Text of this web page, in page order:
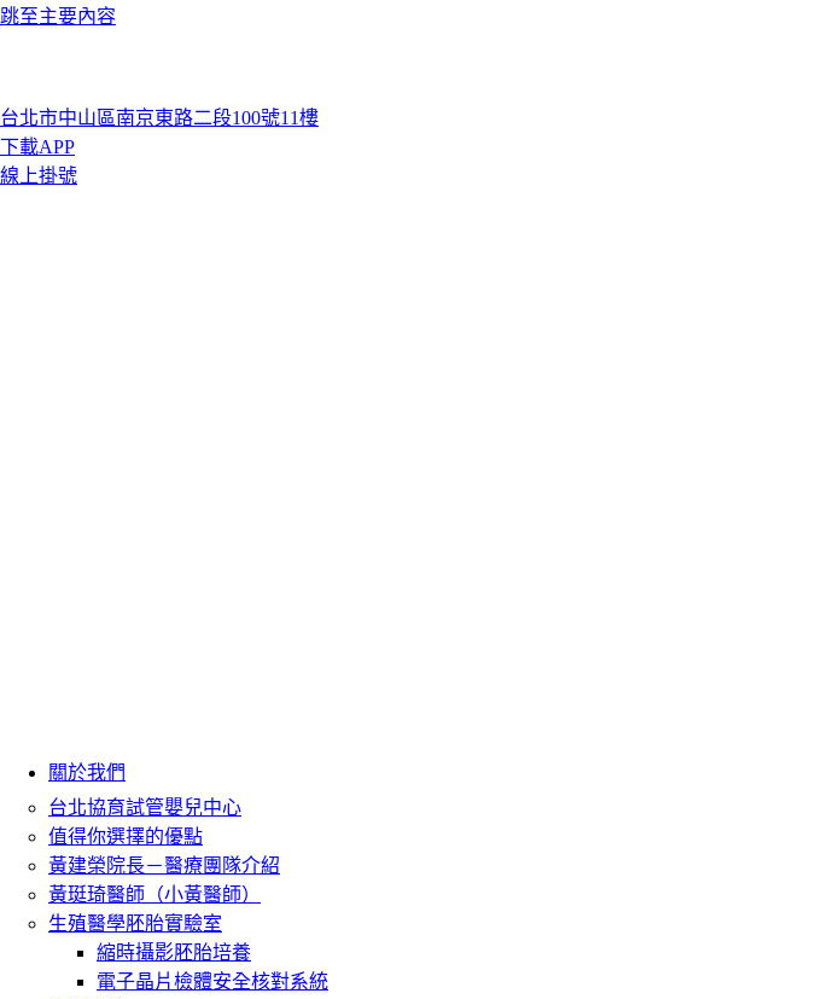
跳至主要內容
台北市中山區南京東路二段100號11樓
下載APP
線上掛號
關於我們
台北協育試管嬰兒中心
值得你選擇的優點
黃建榮院長－醫療團隊介紹
黃珽琦醫師（小黃醫師）
生殖醫學胚胎實驗室
縮時攝影胚胎培養
電子晶片檢體安全核對系統